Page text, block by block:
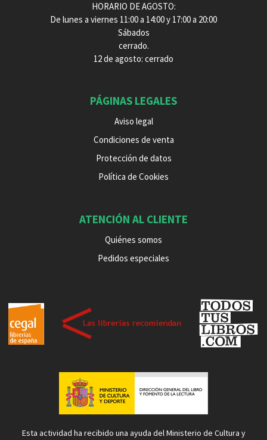
HORARIO DE AGOSTO:
De lunes a viernes 11:00 a 14:00 y 17:00 a 20:00
Sábados
cerrado.
12 de agosto: cerrado
PÁGINAS LEGALES
Aviso legal
Condiciones de venta
Protección de datos
Política de Cookies
ATENCIÓN AL CLIENTE
Quiénes somos
Pedidos especiales
Esta actividad ha recibido una ayuda del Ministerio de Cultura y